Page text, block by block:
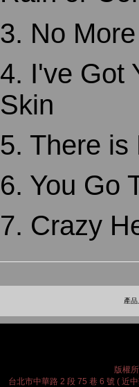
3. No More
4. I've Got
Skin
5. There is
6. You Go
7. Crazy
產
版權
台北市中華路 2 段 75 巷 6 號 ( 近